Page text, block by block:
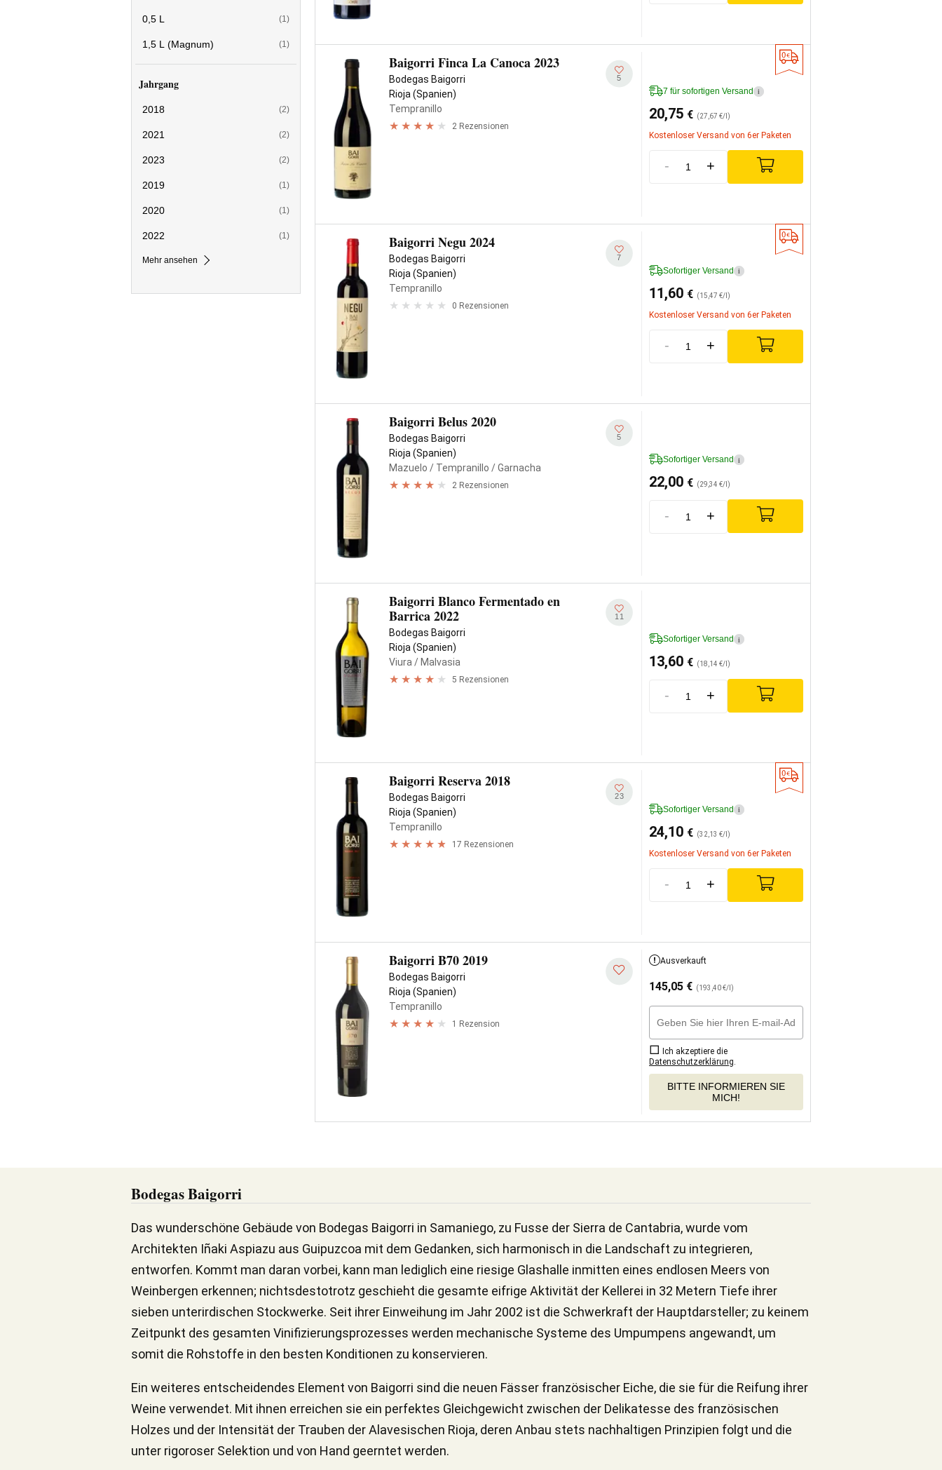
0,5 L (1)
1,5 L (Magnum) (1)
Jahrgang
2018 (2)
2021 (2)
2023 (2)
2019 (1)
2020 (1)
2022 (1)
Mehr ansehen
Baigorri Finca La Canoca 2023
Bodegas Baigorri
Rioja (Spanien)
Tempranillo
2 Rezensionen
5
7 für sofortigen Versand i
20,75 € (27,67 €/l)
Kostenloser Versand von 6er Paketen
- +
Baigorri Negu 2024
Bodegas Baigorri
Rioja (Spanien)
Tempranillo
0 Rezensionen
7
Sofortiger Versand i
11,60 € (15,47 €/l)
Kostenloser Versand von 6er Paketen
- +
Baigorri Belus 2020
Bodegas Baigorri
Rioja (Spanien)
Mazuelo / Tempranillo / Garnacha
2 Rezensionen
5
Sofortiger Versand i
22,00 € (29,34 €/l)
- +
Baigorri Blanco Fermentado en
Barrica 2022
Bodegas Baigorri
Rioja (Spanien)
Viura / Malvasia
5 Rezensionen
11
Sofortiger Versand i
13,60 € (18,14 €/l)
- +
Baigorri Reserva 2018
Bodegas Baigorri
Rioja (Spanien)
Tempranillo
17 Rezensionen
23
Sofortiger Versand i
24,10 € (32,13 €/l)
Kostenloser Versand von 6er Paketen
- +
Baigorri B70 2019
Bodegas Baigorri
Rioja (Spanien)
Tempranillo
1 Rezension
Ausverkauft
145,05 € (193,40 €/l)
Ich akzeptiere die
Datenschutzerklärung
BITTE INFORMIEREN SIE
MICH!
Bodegas Baigorri
Das wunderschöne Gebäude von Bodegas Baigorri in Samaniego, zu Fusse der Sierra de Cantabria, wurde vom
Architekten Iñaki Aspiazu aus Guipuzcoa mit dem Gedanken, sich harmonisch in die Landschaft zu integrieren,
entworfen. Kommt man daran vorbei, kann man lediglich eine riesige Glashalle inmitten eines endlosen Meers von
Weinbergen erkennen; nichtsdestotrotz geschieht die gesamte eifrige Aktivität der Kellerei in 32 Metern Tiefe ihrer
sieben unterirdischen Stockwerke. Seit ihrer Einweihung im Jahr 2002 ist die Schwerkraft der Hauptdarsteller; zu keinem
Zeitpunkt des gesamten Vinifizierungsprozesses werden mechanische Systeme des Umpumpens angewandt, um
somit die Rohstoffe in den besten Konditionen zu konservieren.
Ein weiteres entscheidendes Element von Baigorri sind die neuen Fässer französischer Eiche, die sie für die Reifung ihrer
Weine verwendet. Mit ihnen erreichen sie ein perfektes Gleichgewicht zwischen der Delikatesse des französischen
Holzes und der Intensität der Trauben der Alavesischen Rioja, deren Anbau stets nachhaltigen Prinzipien folgt und die
unter rigoroser Selektion und von Hand geerntet werden.